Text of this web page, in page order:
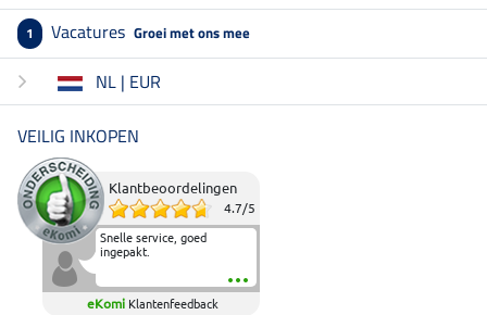
1 Vacatures Groei met ons mee
NL | EUR
VEILIG INKOPEN
Klantbeoordelingen
4.7/5
Snelle service, goed
ingepakt.
eKomi Klantenfeedback